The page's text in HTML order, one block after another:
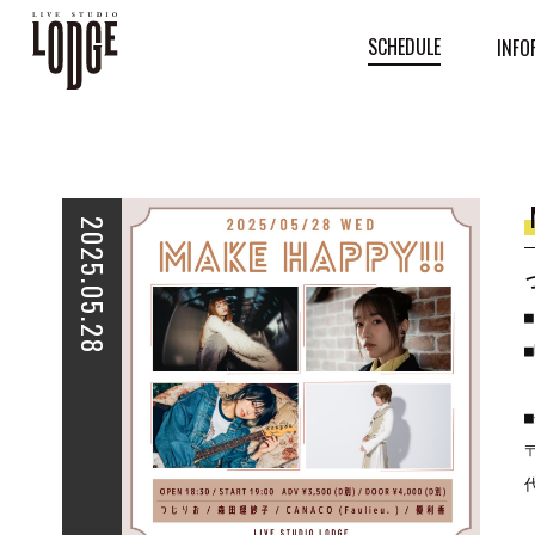
SCHEDULE
2025.05.28